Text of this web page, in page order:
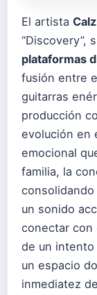
El artista
“Discovery”,
plataformas
fusión entre
guitarras
producción
evolución en
emocional
familia, la
un sonido
conectar con
de un intento
un espacio
inmediatez